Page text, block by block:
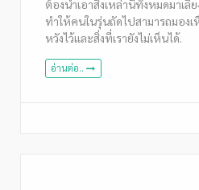
ต้องนำเอาสิ่งเหล่านี้ทั้งหมดมาเลี้
ทำให้คนในรุ่นถัดไปสามารถมอง
หวังไว้และสิ่งที่เรายังไม่เห็นได้.
อ่านต่อ..